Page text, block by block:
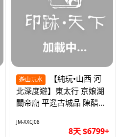
遊山玩水
北深度遊】東太行 京娘湖
關帝廟 平遥古城品 陳醋咖
JM-XXCJ08
8天 $6799+